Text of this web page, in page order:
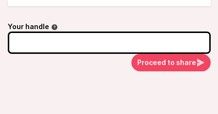
Your handle
Proceed to share